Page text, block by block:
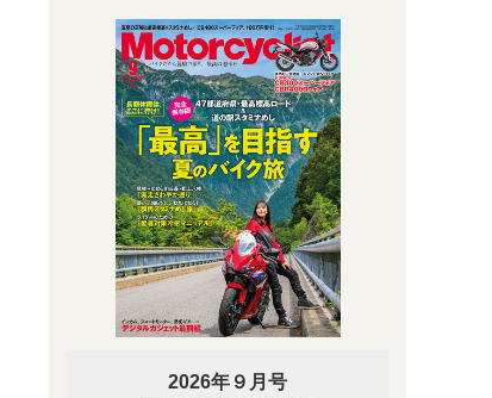
トヨモーターR型（1950）。角型のアルミ製フュー
2026年９月号